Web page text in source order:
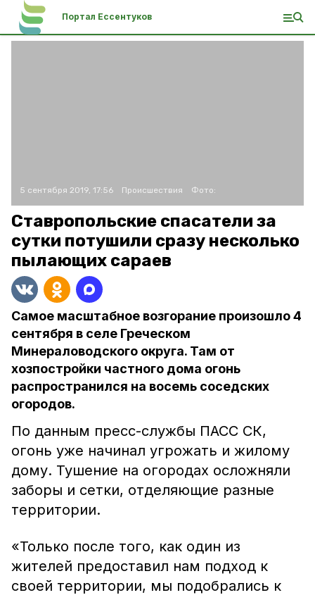
Портал Ессентуков
5 сентября 2019, 17:56 Происшествия Фото:
Ставропольские спасатели за
сутки потушили сразу несколько
пылающих сараев
Самое масштабное возгорание произошло 4
сентября в селе Греческом
Минераловодского округа. Там от
хозпостройки частного дома огонь
распространился на восемь соседских
огородов.
По данным пресс-службы ПАСС СК,
огонь уже начинал угрожать и жилому
дому. Тушение на огородах осложняли
заборы и сетки, отделяющие разные
территории.
«Только после того, как один из
жителей предоставил нам подход к
своей территории, мы подобрались к